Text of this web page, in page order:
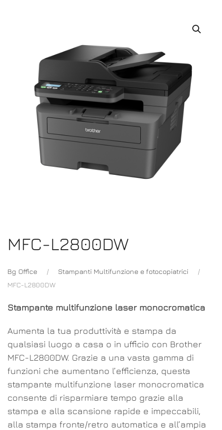
MFC-L2800DW
Bg Office
Stampanti Multifunzione e fotocopiatrici
MFC-L2800DW
Stampante multifunzione laser monocromatica
Aumenta la tua produttività e stampa da
qualsiasi luogo a casa o in ufficio con Brother
MFC-L2800DW. Grazie a una vasta gamma di
funzioni che aumentano l’efficienza, questa
stampante multifunzione laser monocromatica
consente di risparmiare tempo grazie alla
stampa e alla scansione rapide e impeccabili,
alla stampa fronte/retro automatica e all’ampia